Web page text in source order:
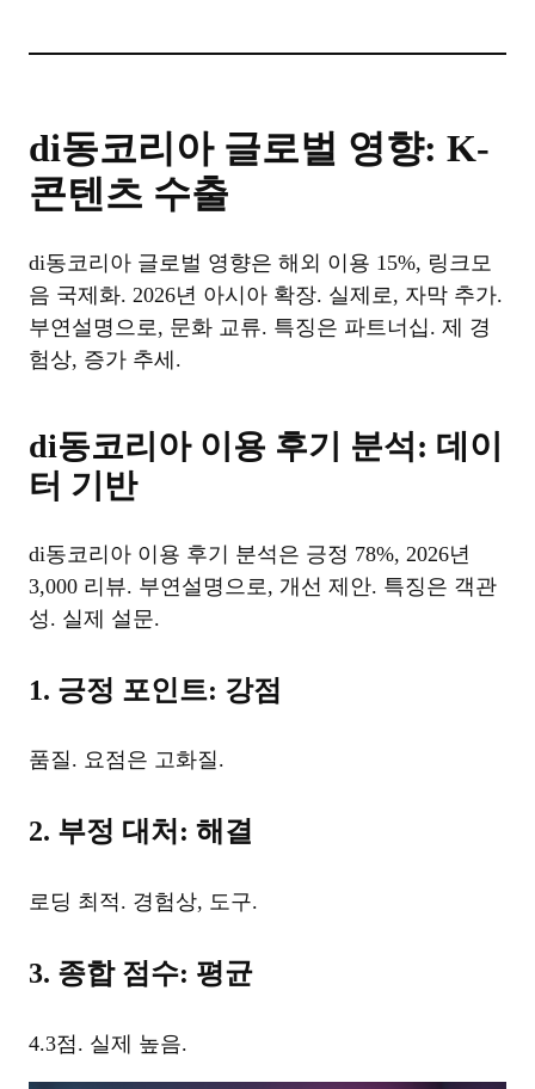
di동코리아 글로벌 영향: K-
콘텐츠 수출
di동코리아 글로벌 영향은 해외 이용 15%, 링크모
음 국제화. 2026년 아시아 확장. 실제로, 자막 추가.
부연설명으로, 문화 교류. 특징은 파트너십. 제 경
험상, 증가 추세.
di동코리아 이용 후기 분석: 데이
터 기반
di동코리아 이용 후기 분석은 긍정 78%, 2026년
3,000 리뷰. 부연설명으로, 개선 제안. 특징은 객관
성. 실제 설문.
1. 긍정 포인트: 강점
품질. 요점은 고화질.
2. 부정 대처: 해결
로딩 최적. 경험상, 도구.
3. 종합 점수: 평균
4.3점. 실제 높음.